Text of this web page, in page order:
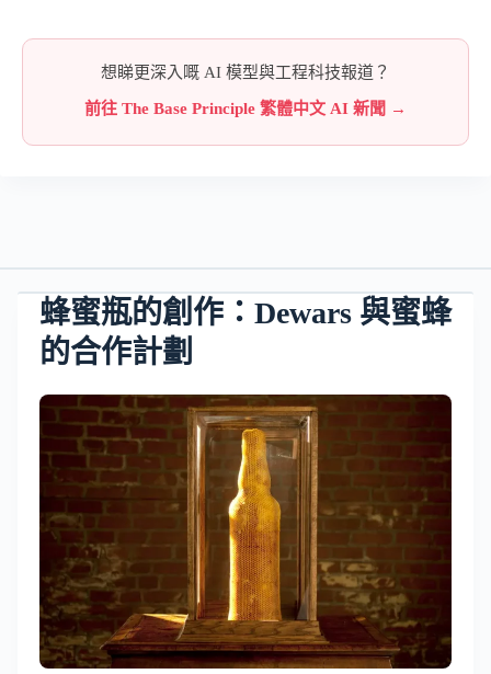
想睇更深入嘅 AI 模型與工程科技報道？
前往 The Base Principle 繁體中文 AI 新聞 →
蜂蜜瓶的創作：Dewars 與蜜蜂
的合作計劃